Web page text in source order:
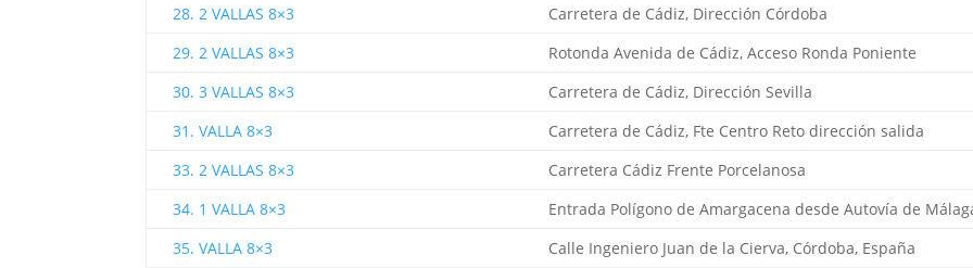
28. 2 VALLAS 8×3
Carretera de Cádiz, Dirección Córdoba
29. 2 VALLAS 8×3
Rotonda Avenida de Cádiz, Acceso Ronda Poniente
30. 3 VALLAS 8×3
Carretera de Cádiz, Dirección Sevilla
31. VALLA 8×3
Carretera de Cádiz, Fte Centro Reto dirección salida
33. 2 VALLAS 8×3
Carretera Cádiz Frente Porcelanosa
34. 1 VALLA 8×3
Entrada Polígono de Amargacena desde Autovía de
35. VALLA 8×3
Calle Ingeniero Juan de la Cierva, Córdoba, España